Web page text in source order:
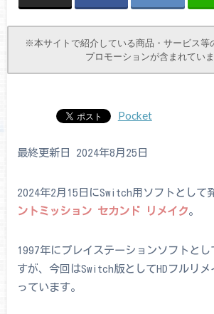
※本サイトで紹介している商品・サービス等
プロモーションが含まれていま
Pocket
最終更新日 2024年8月25日
2024年2月15日にSwitch用ソフトとして
ントミッション セカンド リメイク。
1997年にプレイステーションソフトと
すが、今回はSwitch版としてHDフルリ
っています。